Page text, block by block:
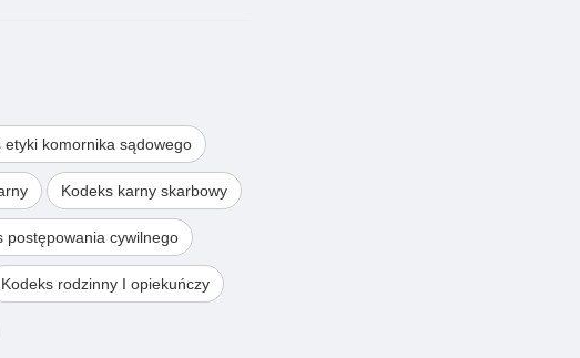
etyki komornika sądowego
Kodeks karny skarbowy
postępowania cywilnego
Kodeks rodzinny I opiekuńczy